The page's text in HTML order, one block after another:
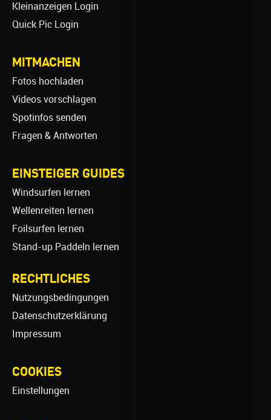
Kleinanzeigen Login
Quick Pic Login
MITMACHEN
Fotos hochladen
Videos vorschlagen
Spotinfos senden
Fragen & Antworten
EINSTEIGER GUIDES
Windsurfen lernen
Wellenreiten lernen
Foilsurfen lernen
Stand-up Paddeln lernen
RECHTLICHES
Nutzungsbedingungen
Datenschutzerklärung
Impressum
COOKIES
Einstellungen